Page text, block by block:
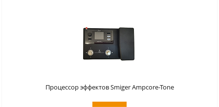
Процессор эффектов Smiger Ampcore-Tone